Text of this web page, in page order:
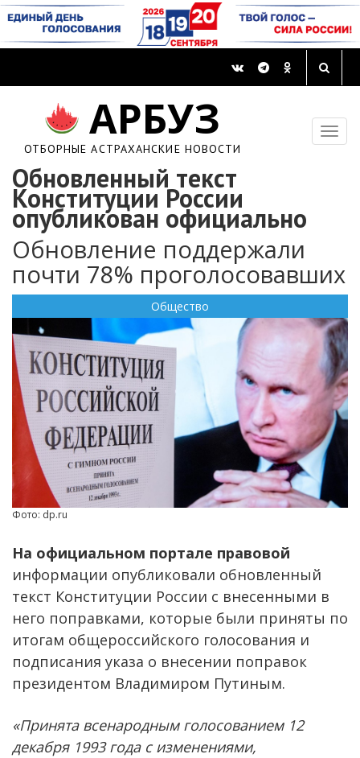
АРБУЗ
ОТБОРНЫЕ АСТРАХАНСКИЕ НОВОСТИ
Обновленный текст
Конституции России
опубликован официально
Обновление поддержали
почти 78% проголосовавших
Общество
Фото: dp.ru
На официальном портале правовой
информации опубликовали обновленный
текст Конституции России с внесенными в
него поправками, которые были приняты по
итогам общероссийского голосования и
подписания указа о внесении поправок
президентом Владимиром Путиным.
«Принята всенародным голосованием 12
декабря 1993 года с изменениями,